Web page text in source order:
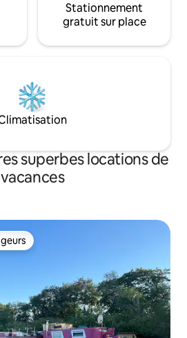
Stationnement
gratuit sur place
superbes locations de
vacances
les plus appréciés